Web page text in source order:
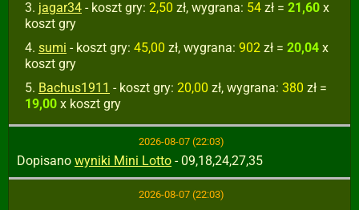
jagar34 - koszt gry: 2,50 zł, wygrana: 54 zł = 21,60 x
koszt gry
sumi - koszt gry: 45,00 zł, wygrana: 902 zł = 20,04 x
koszt gry
Bachus1911 - koszt gry: 20,00 zł, wygrana: 380 zł =
19,00 x koszt gry
2026-08-07 (22:03)
Dopisano wyniki Mini Lotto - 09,18,24,27,35
2026-08-07 (22:03)